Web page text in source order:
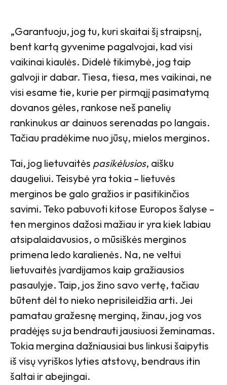
„Garantuoju, jog tu, kuri skaitai šį straipsnį,
bent kartą gyvenime pagalvojai, kad visi
vaikinai kiaulės. Didelė tikimybė, jog taip
galvoji ir dabar. Tiesa, tiesa, mes vaikinai, ne
visi esame tie, kurie per pirmąjį pasimatymą
dovanos gėles, rankose neš panelių
rankinukus ar dainuos serenadas po langais.
Tačiau pradėkime nuo jūsų, mielos merginos.
Tai, jog lietuvaitės pasikėlusios, aišku
daugeliui. Teisybė yra tokia – lietuvės
merginos be galo gražios ir pasitikinčios
savimi. Teko pabuvoti kitose Europos šalyse –
ten merginos dažosi mažiau ir yra kiek labiau
atsipalaidavusios, o mūsiškės merginos
primena ledo karalienės. Na, ne veltui
lietuvaitės įvardijamos kaip gražiausios
pasaulyje. Taip, jos žino savo vertę, tačiau
būtent dėl to nieko neprisileidžia arti. Jei
pamatau gražesnę merginą, žinau, jog vos
pradėjęs su ja bendrauti jausiuosi žeminamas.
Tokia mergina dažniausiai bus linkusi šaipytis
iš visų vyriškos lyties atstovų, bendraus itin
šaltai ir abejingai.